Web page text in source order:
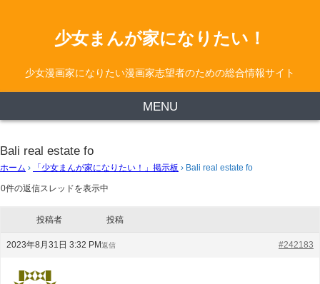
少女まんが家になりたい！
少女漫画家になりたい漫画家志望者のための総合情報サイト
MENU
Bali real estate fo
ホーム › 「少女まんが家になりたい！」掲示板 › Bali real estate fo
0件の返信スレッドを表示中
投稿者 投稿
2023年8月31日 3:32 PM #242183
返信